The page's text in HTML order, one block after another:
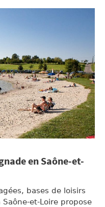
en Saône-et-
bases de loisirs
et-Loire propose